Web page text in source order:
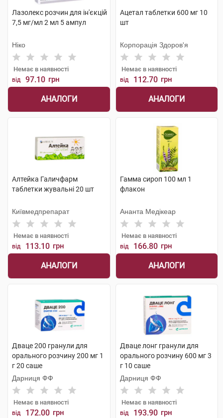
Лазолекс розчин для ін'єкцій
7,5 мг/мл 2 мл 5 ампул
Ніко
Немає в наявності
від 97.10 грн
АНАЛОГИ
Ацетал таблетки 600 мг 10
шт
Корпорація Здоров'я
Немає в наявності
від 112.70 грн
АНАЛОГИ
Алтейка Галичфарм
таблетки жувальні 20 шт
Київмедпрепарат
Немає в наявності
від 113.10 грн
АНАЛОГИ
Гамма сироп 100 мл 1
флакон
Ананта Медікеар
Немає в наявності
від 166.80 грн
АНАЛОГИ
Дваце 200 гранули для
орального розчину 200 мг 1
г 20 саше
Дарниця ФФ
Немає в наявності
від 172.00 грн
Дваце лонг гранули для
орального розчину 600 мг 3
г 10 саше
Дарниця ФФ
Немає в наявності
від 193.90 грн